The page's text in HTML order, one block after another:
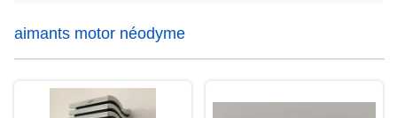
aimants motor néodyme